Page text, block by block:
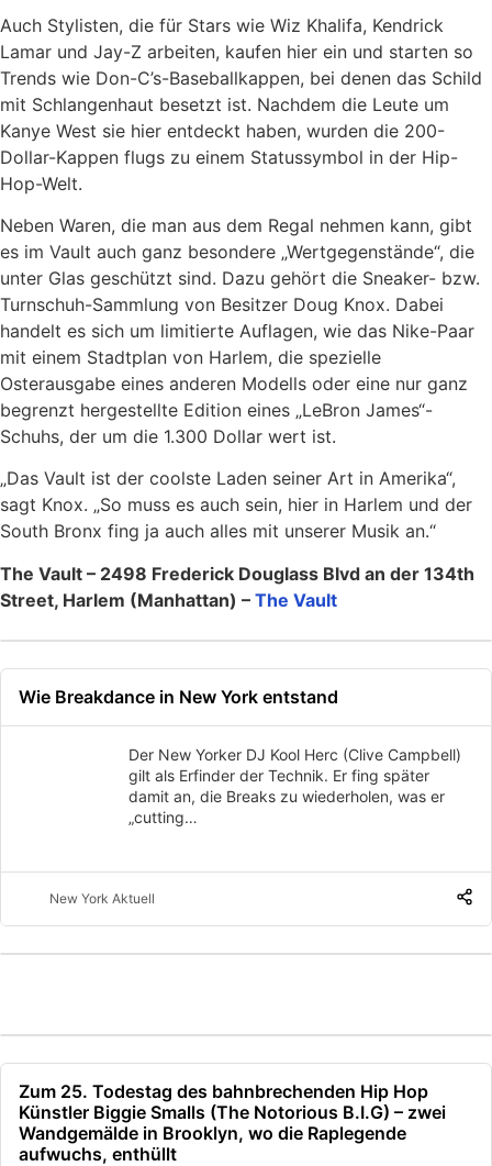
Auch Stylisten, die für Stars wie Wiz Khalifa, Kendrick
Lamar und Jay-Z arbeiten, kaufen hier ein und starten so
Trends wie Don-C’s-Baseballkappen, bei denen das Schild
mit Schlangenhaut besetzt ist. Nachdem die Leute um
Kanye West sie hier entdeckt haben, wurden die 200-
Dollar-Kappen flugs zu einem Statussymbol in der Hip-
Hop-Welt.
Neben Waren, die man aus dem Regal nehmen kann, gibt
es im Vault auch ganz besondere „Wertgegenstände“, die
unter Glas geschützt sind. Dazu gehört die Sneaker- bzw.
Turnschuh-Sammlung von Besitzer Doug Knox. Dabei
handelt es sich um limitierte Auflagen, wie das Nike-Paar
mit einem Stadtplan von Harlem, die spezielle
Osterausgabe eines anderen Modells oder eine nur ganz
begrenzt hergestellte Edition eines „LeBron James“-
Schuhs, der um die 1.300 Dollar wert ist.
„Das Vault ist der coolste Laden seiner Art in Amerika“,
sagt Knox. „So muss es auch sein, hier in Harlem und der
South Bronx fing ja auch alles mit unserer Musik an.“
The Vault – 2498 Frederick Douglass Blvd an der 134th
Street, Harlem (Manhattan) – The Vault
Wie Breakdance in New York entstand
Der New Yorker DJ Kool Herc (Clive Campbell)
gilt als Erfinder der Technik. Er fing später
damit an, die Breaks zu wiederholen, was er
„cutting…
New York Aktuell
Zum 25. Todestag des bahnbrechenden Hip Hop
Künstler Biggie Smalls (The Notorious B.I.G) – zwei
Wandgemälde in Brooklyn, wo die Raplegende
aufwuchs, enthüllt